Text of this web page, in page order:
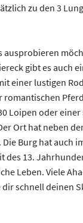
zu den 3
ausprobieren
gibt es auch
einer lustigen
romantischen
Loipen oder
Ort hat neben
Burg hat auch
des 13.
Leben. Viele
schnell deinen